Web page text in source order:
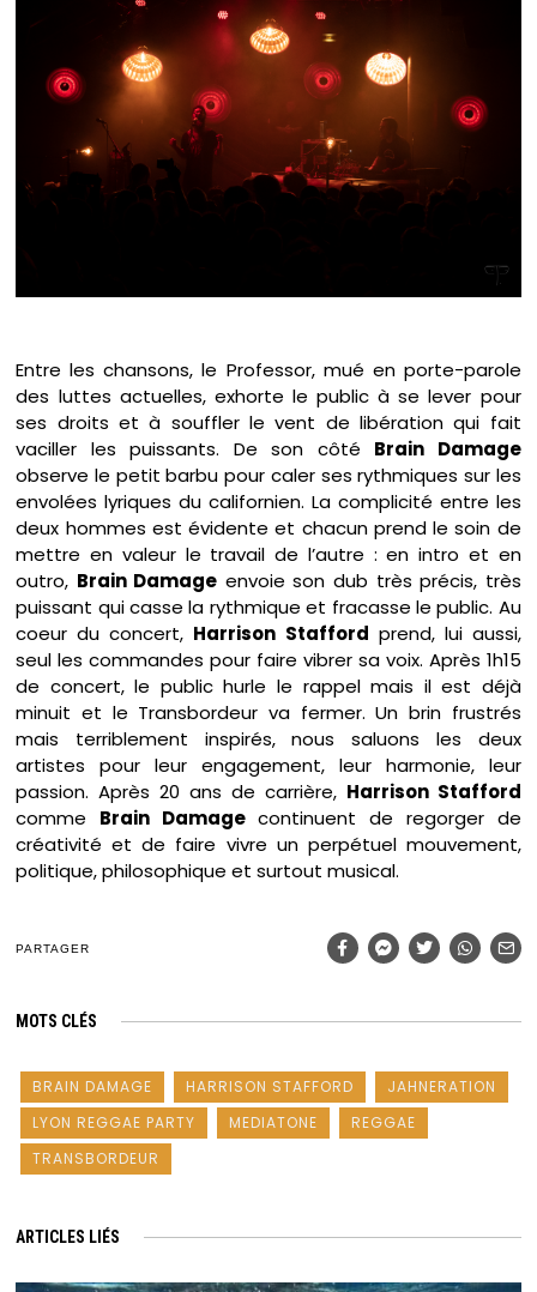
Entre les chansons, le Professor, mué en porte-parole
des luttes actuelles, exhorte le public à se lever pour
ses droits et à souffler le vent de libération qui fait
vaciller les puissants. De son côté Brain Damage
observe le petit barbu pour caler ses rythmiques sur les
envolées lyriques du californien. La complicité entre les
deux hommes est évidente et chacun prend le soin de
mettre en valeur le travail de l’autre : en intro et en
outro, Brain Damage envoie son dub très précis, très
puissant qui casse la rythmique et fracasse le public. Au
coeur du concert, Harrison Stafford prend, lui aussi,
seul les commandes pour faire vibrer sa voix. Après 1h15
de concert, le public hurle le rappel mais il est déjà
minuit et le Transbordeur va fermer. Un brin frustrés
mais terriblement inspirés, nous saluons les deux
artistes pour leur engagement, leur harmonie, leur
passion. Après 20 ans de carrière, Harrison Stafford
comme Brain Damagecontinuent de regorger de
créativité et de faire vivre un perpétuel mouvement,
politique, philosophique et surtout musical.
PARTAGER
MOTS CLÉS
BRAIN DAMAGE HARRISON STAFFORD
JAHNERATION
LYON REGGAE PARTY
MEDIATONE
REGGAE
TRANSBORDEUR
ARTICLES LIÉS